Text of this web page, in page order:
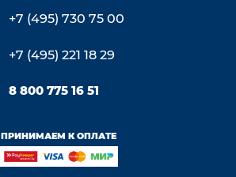
+7 (495) 730 75 00
+7 (495) 221 18 29
8 800 775 16 51
ПРИНИМАЕМ К ОПЛАТЕ